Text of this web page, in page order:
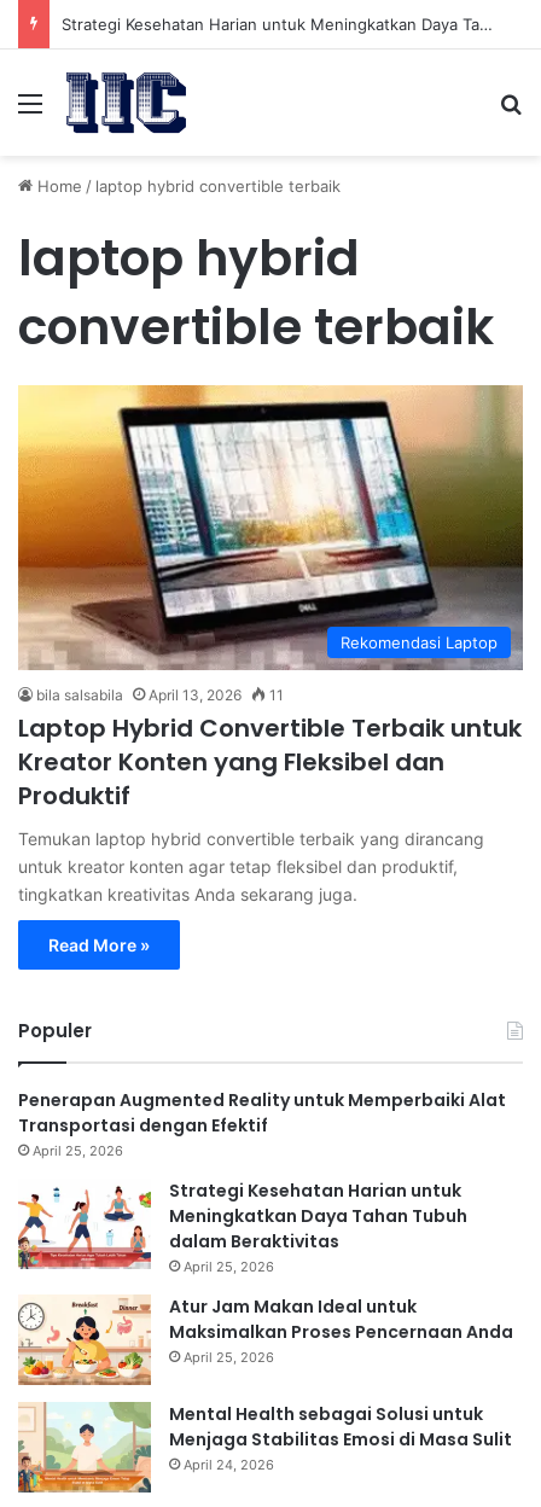
Strategi Kesehatan Harian untuk Meningkatkan Daya Tahan Tubuh dalam Beraktivitas
Menu
Home / laptop hybrid convertible terbaik
laptop hybrid
convertible terbaik
Rekomendasi Laptop
bila salsabila April 13, 2026 11
Laptop Hybrid Convertible Terbaik untuk
Kreator Konten yang Fleksibel dan
Produktif
Temukan laptop hybrid convertible terbaik yang dirancang
untuk kreator konten agar tetap fleksibel dan produktif,
tingkatkan kreativitas Anda sekarang juga.
Read More »
Populer
Penerapan Augmented Reality untuk Memperbaiki Alat
Transportasi dengan Efektif
April 25, 2026
Strategi Kesehatan Harian untuk
Meningkatkan Daya Tahan Tubuh
dalam Beraktivitas
April 25, 2026
Atur Jam Makan Ideal untuk
Maksimalkan Proses Pencernaan Anda
April 25, 2026
Mental Health sebagai Solusi untuk
Menjaga Stabilitas Emosi di Masa Sulit
April 24, 2026